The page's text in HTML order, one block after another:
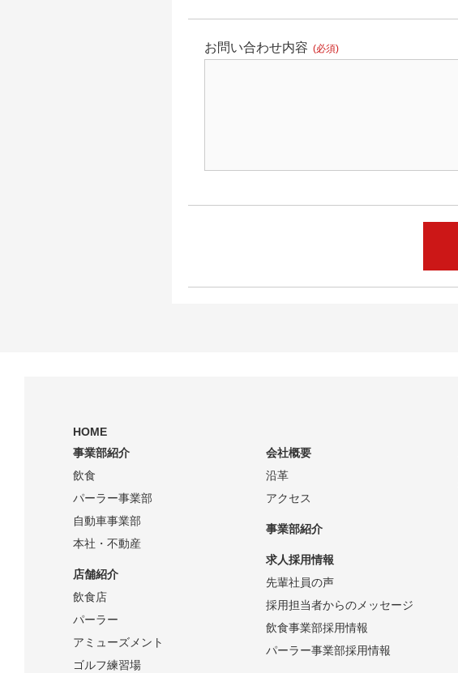
お問い合わせ内容 (必須)
HOME
事業部紹介
飲食
パーラー事業部
自動車事業部
本社・不動産
店舗紹介
飲食店
パーラー
アミューズメント
ゴルフ練習場
会社概要
沿革
アクセス
事業部紹介
求人採用情報
先輩社員の声
採用担当者からのメッセージ
飲食事業部採用情報
パーラー事業部採用情報